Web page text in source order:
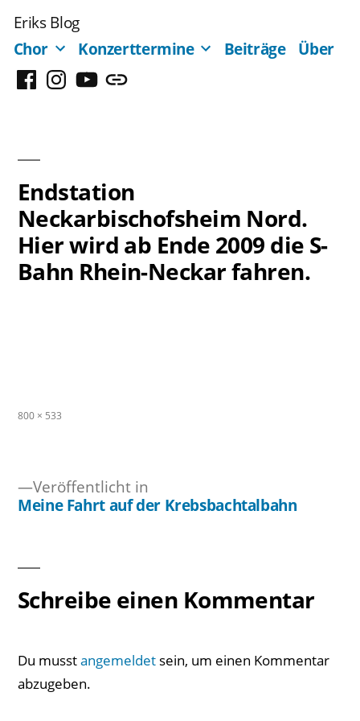
Inhalt
springen
Eriks Blog
Chor
Konzerttermine Beiträge Über
FacebookInstagram
YouTubeMastodon
Endstation
Neckarbischofsheim Nord.
Hier wird ab Ende 2009 die S-
Bahn Rhein-Neckar fahren.
Originalgröße
800 × 533
Veröffentlicht in
Meine Fahrt auf der Krebsbachtalbahn
Schreibe einen Kommentar
Du musstangemeldet sein, um einen Kommentar
abzugeben.